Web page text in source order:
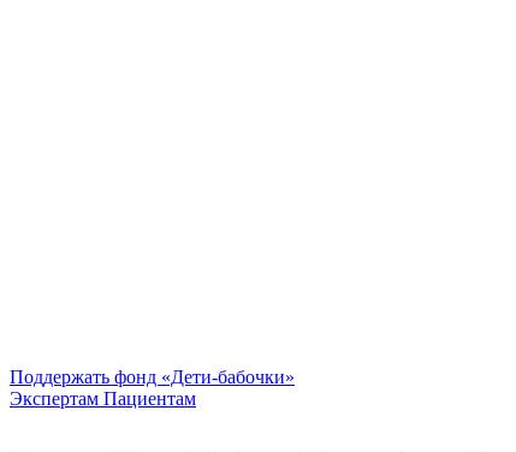
Поддержать фонд «Дети-бабочки»
Экспертам Пациентам